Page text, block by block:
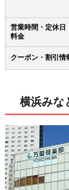
営業時間・定休日
料金
クーポン・割引情
横浜みな